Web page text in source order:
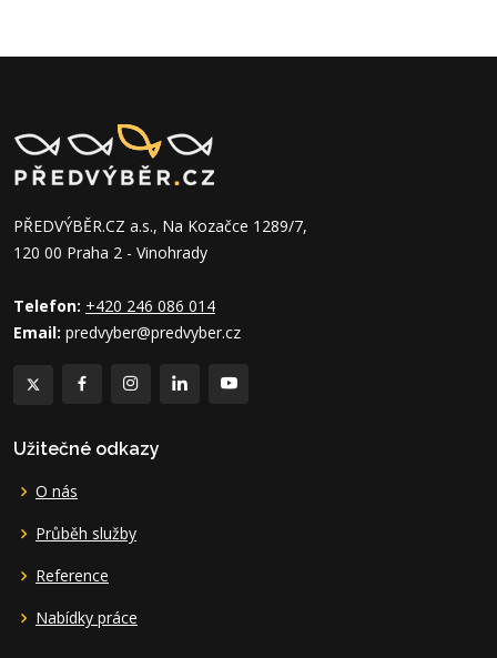
PŘEDVÝBĚR.CZ a.s., Na Kozačce 1289/7,
120 00 Praha 2 - Vinohrady
Telefon: +420 246 086 014
Email: predvyber@predvyber.cz
Užitečné odkazy
O nás
Průběh služby
Reference
Nabídky práce